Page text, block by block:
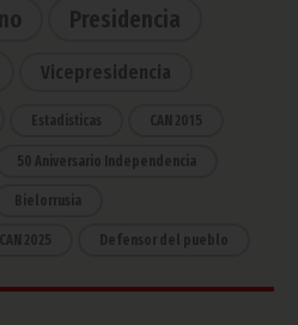
Presidencia
Vicepresidencia
Estadísticas CAN 2015
50 Aniversario Independencia
Bielorrusia
CAN 2025 Defensor del pueblo